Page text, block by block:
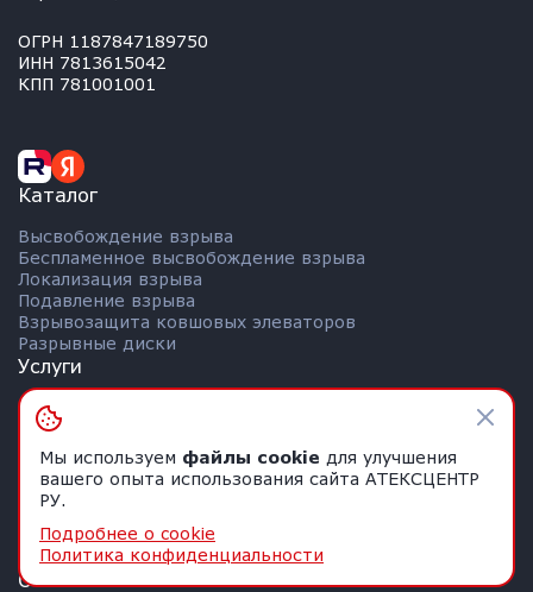
ОГРН 1187847189750
ИНН 7813615042
КПП 781001001
Каталог
Высвобождение взрыва
Беспламенное высвобождение взрыва
Локализация взрыва
Подавление взрыва
Взрывозащита ковшовых элеваторов
Разрывные диски
Услуги
Консалтинг
Испытания пыли на взрывоопасность
Аудит взрывоопасности
Оценка рисков взрыва
Защита предприятий от взрывов
Замена систем взрывозащиты
Сервисное обслуживание
О компании
Мы используем файлы cookie для улучшения
вашего опыта использования сайта АТЕКСЦЕНТР
РУ.
Подробнее о cookie
Политика конфиденциальности